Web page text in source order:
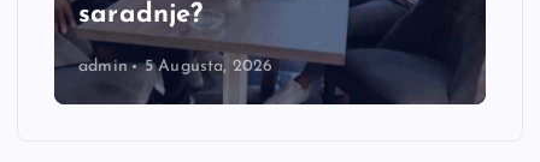
saradnje?
admin 5 Augusta, 2026